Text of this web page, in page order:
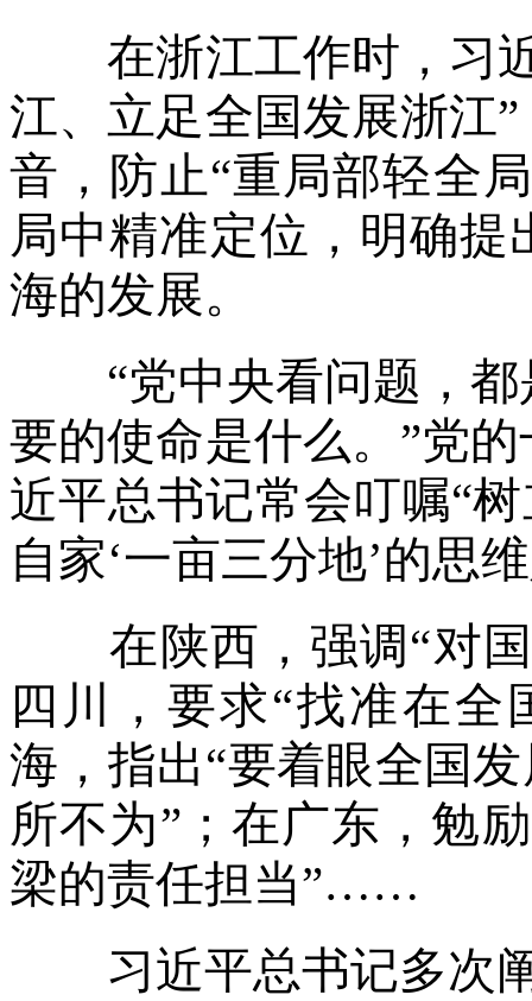
在浙江工作时，习近
江、立足全国发展浙江
音，防止“重局部轻全
局中精准定位，明确提
海的发展。
“党中央看问题，都
要的使命是什么。”党
近平总书记常会叮嘱“
自家‘一亩三分地’的思
在陕西，强调“对国
四川，要求“找准在全
海，指出“要着眼全国
所不为”；在广东，勉
梁的责任担当”……
习近平总书记多次阐